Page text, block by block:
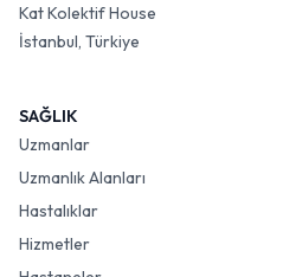
Kat Kolektif House
İstanbul, Türkiye
SAĞLIK
Uzmanlar
Uzmanlık Alanları
Hastalıklar
Hizmetler